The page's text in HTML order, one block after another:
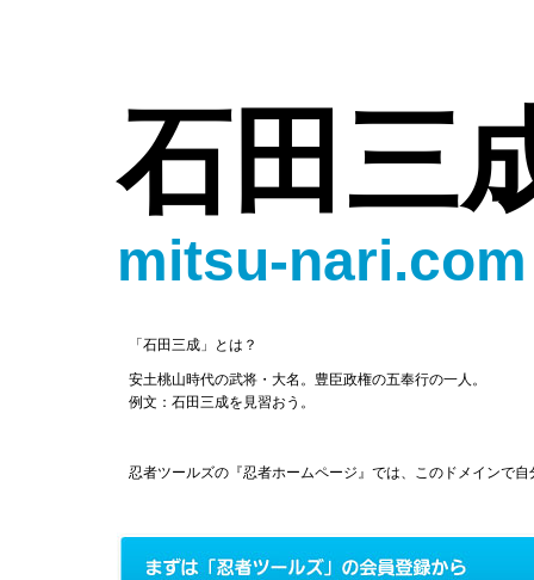
石田三
mitsu-nari.com
「石田三成」とは？
安土桃山時代の武将・大名。豊臣政権の五奉行の一人。
例文：石田三成を見習おう。
忍者ツールズの『忍者ホームページ』では、このドメインで